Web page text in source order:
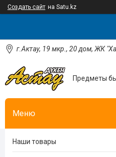
Создать сайт на Satu.kz
г.Актау, 19 мкр., 20 дом, ЖК
Предметы
Наши товары